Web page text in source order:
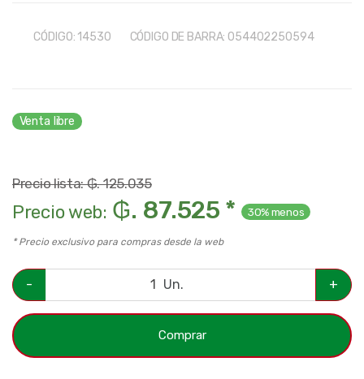
CÓDIGO: 14530 CÓDIGO DE BARRA: 054402250594
Venta libre
Precio lista: ₲. 125.035
Precio web: ₲. 87.525 * 30% menos
* Precio exclusivo para compras desde la web
- Un. +
Comprar